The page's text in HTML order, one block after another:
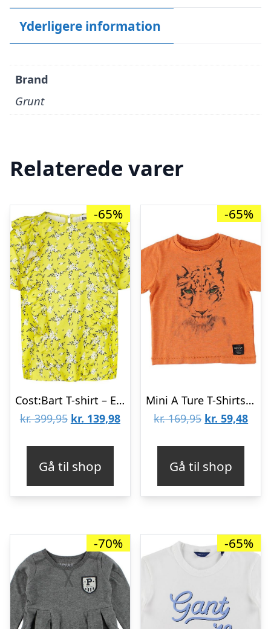
Yderligere information
Brand
Grunt
Relaterede varer
-65%
Cost:Bart T-shirt – Etty – Gul m. Blomster
kr.399,95 Den
var:
kr. 399,95.
kr. 139,98Den
kr. 139,98.
Gå til shop
-65%
Mini A Ture T-Shirts – Legolas – Orangemeleret m. Leopard
kr.169,95 Den
var:
kr. 169,95.
kr. 59,48Den
kr.
Gå til shop
-70% -65%